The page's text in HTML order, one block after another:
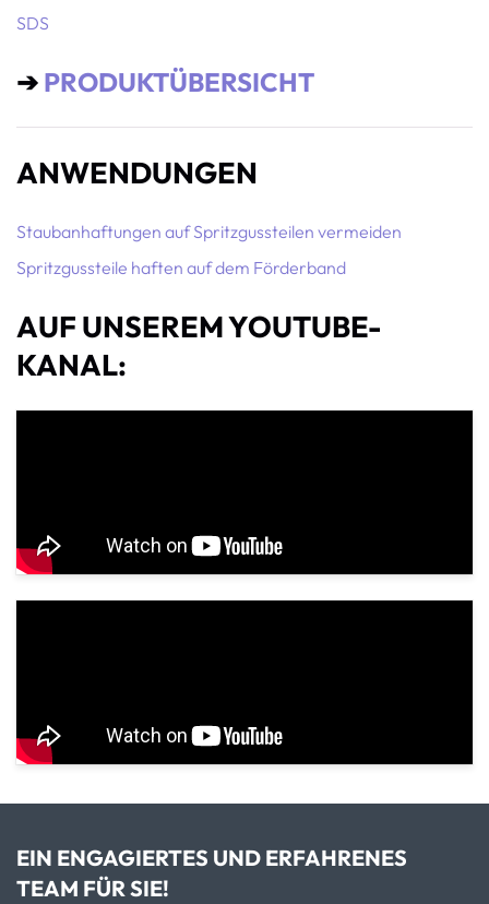
SDS
➔ PRODUKTÜBERSICHT
ANWENDUNGEN
Staubanhaftungen auf Spritzgussteilen vermeiden
Spritzgussteile haften auf dem Förderband
AUF UNSEREM YOUTUBE-
KANAL:
EIN ENGAGIERTES UND ERFAHRENES
TEAM FÜR SIE!